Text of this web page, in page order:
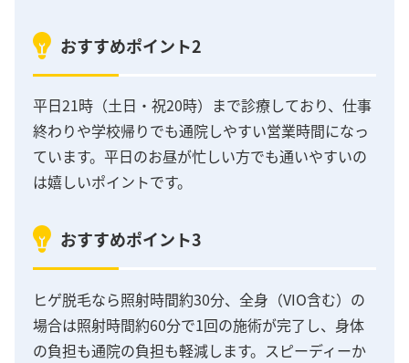
おすすめポイント2
平日21時（土日・祝20時）まで診療しており、仕事
終わりや学校帰りでも通院しやすい営業時間になっ
ています。平日のお昼が忙しい方でも通いやすいの
は嬉しいポイントです。
おすすめポイント3
ヒゲ脱毛なら照射時間約30分、全身（VIO含む）の
場合は照射時間約60分で1回の施術が完了し、身体
の負担も通院の負担も軽減します。スピーディーか